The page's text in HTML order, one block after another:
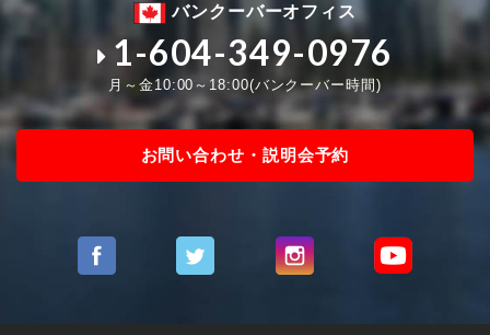
バンクーバーオフィス
1-604-349-0976
月～金10:00～18:00(バンクーバー時間)
お問い合わせ・説明会予約